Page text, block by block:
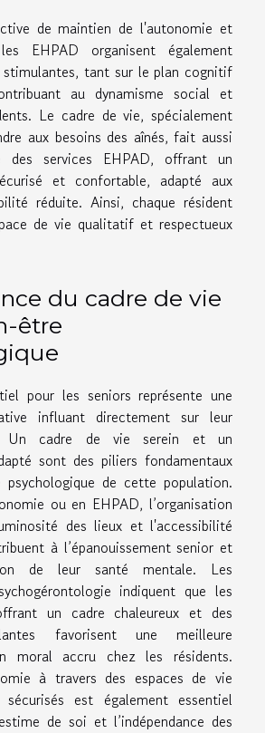
de maintien de l'autonomie et
EHPAD organisent également
stimulantes, tant sur le plan cognitif
au dynamisme social et
Le cadre de vie, spécialement
aux besoins des aînés, fait aussi
des services EHPAD, offrant un
et confortable, adapté aux
réduite. Ainsi, chaque résident
de vie qualitatif et respectueux
du cadre de vie
être
pour les seniors représente une
influant directement sur leur
Un cadre de vie serein et un
sont des piliers fondamentaux
de cette population.
ou en EHPAD, l’organisation
des lieux et l'accessibilité
à l’épanouissement senior et
de leur santé mentale. Les
indiquent que les
un cadre chaleureux et des
favorisent une meilleure
moral accru chez les résidents.
à travers des espaces de vie
sécurisés est également essentiel
de soi et l’indépendance des